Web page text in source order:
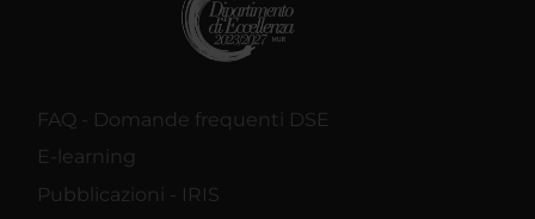
FAQ - Domande frequenti DSE
E-learning
Pubblicazioni - IRIS